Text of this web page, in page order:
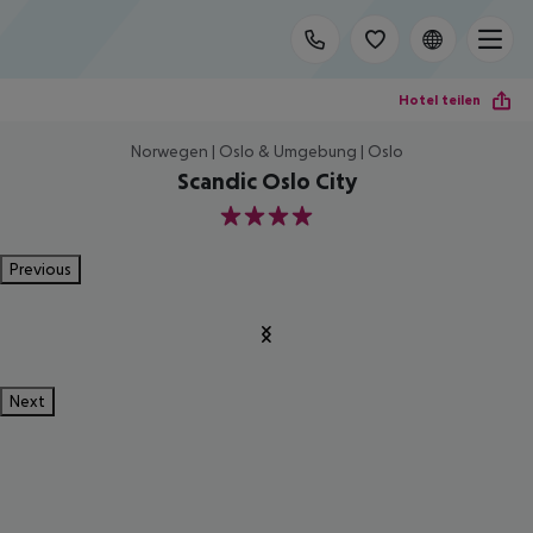
Hotel teilen
Norwegen | Oslo & Umgebung | Oslo
Scandic Oslo City
4
Previous
Next